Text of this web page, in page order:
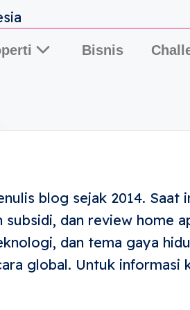
Bisnis
blog sejak 2014. Saat
dan review home
dan tema gaya
global. Untuk informasi